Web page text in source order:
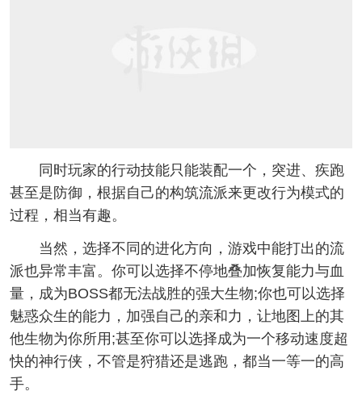
同时玩家的行动技能只能装配一个，突进、疾跑
甚至是防御，根据自己的构筑流派来更改行为模式的
过程，相当有趣。
当然，选择不同的进化方向，游戏中能打出的流
派也异常丰富。你可以选择不停地叠加恢复能力与血
量，成为BOSS都无法战胜的强大生物;你也可以选择
魅惑众生的能力，加强自己的亲和力，让地图上的其
他生物为你所用;甚至你可以选择成为一个移动速度超
快的神行侠，不管是狩猎还是逃跑，都当一等一的高
手。